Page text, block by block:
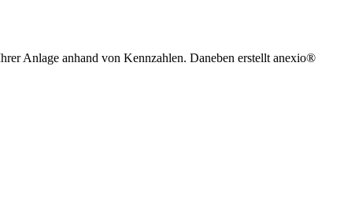
Anlage anhand von Kennzahlen. Daneben erstellt anexio®